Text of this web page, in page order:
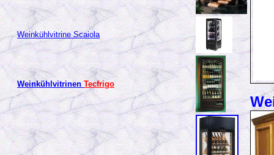
WeinkühlvitrineScaiola
WeinkühlvitrinenTecfrigo